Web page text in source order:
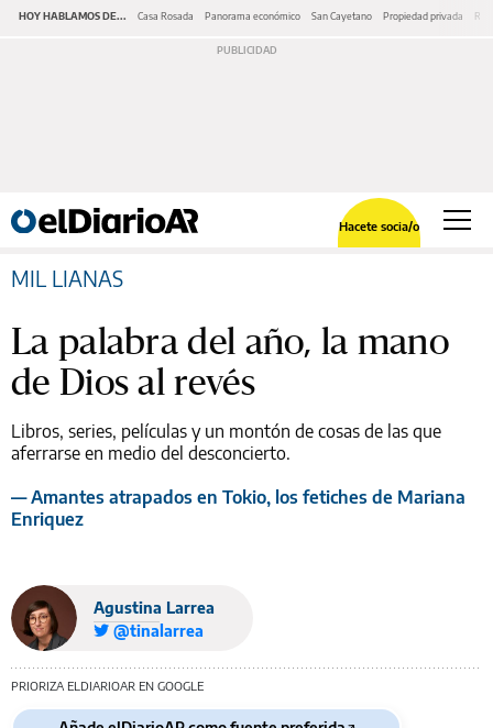
HOY HABLAMOS DE... Casa Rosada Panorama económico San Cayetano Propiedad privada
Hacete socia/o
MIL LIANAS
La palabra del año, la mano
de Dios al revés
Libros, series, películas y un montón de cosas de las que
aferrarse en medio del desconcierto.
— Amantes atrapados en Tokio, los fetiches de Mariana
Enriquez
Agustina Larrea
@tinalarrea
PRIORIZA ELDIARIOAR EN GOOGLE